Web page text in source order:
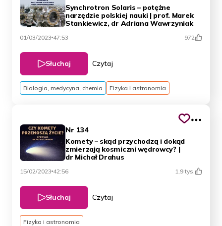
Synchrotron Solaris – potężne
narzędzie polskiej nauki | prof. Marek
Stankiewicz, dr Adriana Wawrzyniak
01/03/2023 47:53 972
Słuchaj Czytaj
Biologia, medycyna, chemia Fizyka i astronomia
Nr 134
Komety – skąd przychodzą i dokąd
zmierzają kosmiczni wędrowcy? |
dr Michał Drahus
15/02/2023 42:56 1,9 tys.
Słuchaj Czytaj
Fizyka i astronomia